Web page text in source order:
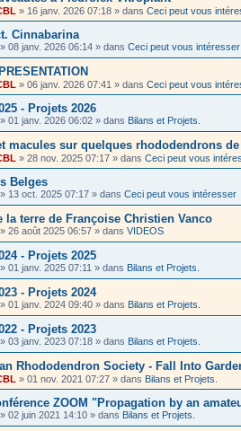
» 16 janv. 2026 07:18 » dans Ceci peut vous
Cinnabarina
» 08 janv. 2026 06:14 » dans Ceci peut vous intéresser
» 06 janv. 2026 07:41 » dans Ceci peut vous
- Projets 2026
» 01 janv. 2026 06:02 » dans Bilans et Projets.
macules sur quelques rhododendrons de
» 28 nov. 2025 07:17 » dans Ceci peut vous
Belges
» 13 oct. 2025 07:17 » dans Ceci peut vous intéresser
la terre de Françoise Christien Vanco
» 26 août 2025 06:57 » dans VIDEOS
- Projets 2025
» 01 janv. 2025 07:11 » dans Bilans et Projets.
- Projets 2024
» 01 janv. 2024 09:40 » dans Bilans et Projets.
- Projets 2023
» 03 janv. 2023 07:18 » dans Bilans et Projets.
Rhododendron Society - Fall Into
» 01 nov. 2021 07:27 » dans Bilans et Projets.
ZOOM "Propagation by an
» 02 juin 2021 14:10 » dans Bilans et Projets.